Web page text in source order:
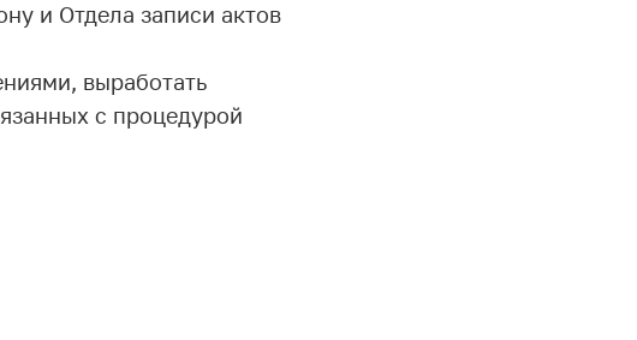
и Отдела записи актов
выработать
с процедурой